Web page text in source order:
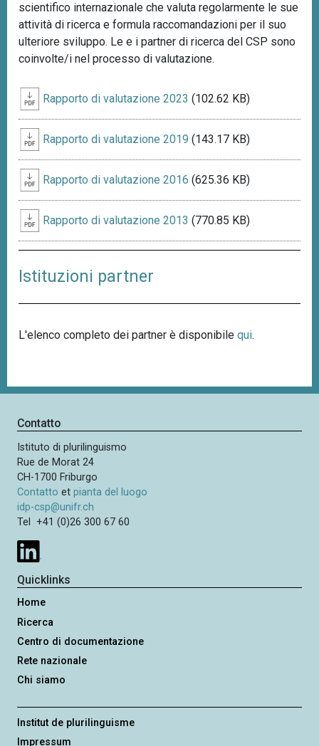
scientifico internazionale che valuta regolarmente le sue
attività di ricerca e formula raccomandazioni per il suo
ulteriore sviluppo. Le e i partner di ricerca del CSP sono
coinvolte/i nel processo di valutazione.
Rapporto di valutazione 2023 (102.62 KB)
Rapporto di valutazione 2019 (143.17 KB)
Rapporto di valutazione 2016 (625.36 KB)
Rapporto di valutazione 2013 (770.85 KB)
Istituzioni partner
L'elenco completo dei partner è disponibile qui.
Contatto
Istituto di plurilinguismo
Rue de Morat 24
CH-1700 Friburgo
Contatto etpianta del luogo
idp-csp@unifr.ch
Tel +41 (0)26 300 67 60
Quicklinks
Home
Ricerca
Centro di documentazione
Rete nazionale
Chi siamo
Institut de plurilinguisme
Impressum